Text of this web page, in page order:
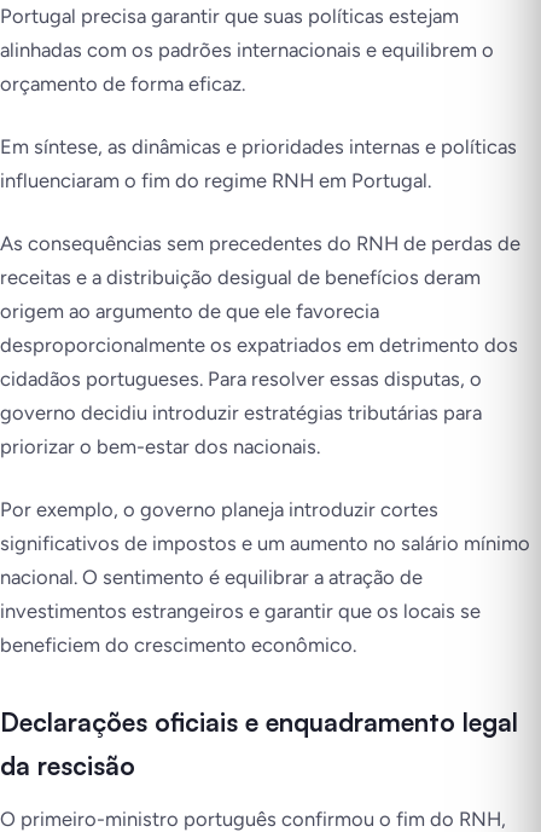
Portugal precisa garantir que suas políticas estejam
alinhadas com os padrões internacionais e equilibrem o
orçamento de forma eficaz.
Em síntese, as dinâmicas e prioridades internas e políticas
influenciaram o fim do regime RNH em Portugal.
As consequências sem precedentes do RNH de perdas de
receitas e a distribuição desigual de benefícios deram
origem ao argumento de que ele favorecia
desproporcionalmente os expatriados em detrimento dos
cidadãos portugueses. Para resolver essas disputas, o
governo decidiu introduzir estratégias tributárias para
priorizar o bem-estar dos nacionais.
Por exemplo, o governo planeja introduzir cortes
significativos de impostos e um aumento no salário mínimo
nacional. O sentimento é equilibrar a atração de
investimentos estrangeiros e garantir que os locais se
beneficiem do crescimento econômico.
Declarações oficiais e enquadramento legal
da rescisão
O primeiro-ministro português confirmou o fim do RNH,